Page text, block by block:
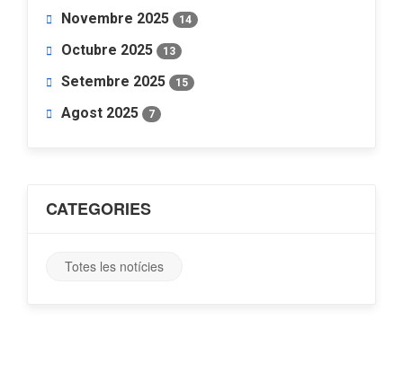
Novembre 2025 14
Octubre 2025 13
Setembre 2025 15
Agost 2025 7
CATEGORIES
Totes les notícies